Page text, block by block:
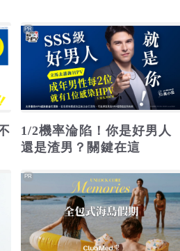
1/2機率淪陷！你是好男人
還是渣男？關鍵在這
PR
PR